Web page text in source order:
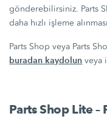
gönderebilirsiniz. Parts
daha hızlı işleme
Parts Shop veya Parts
buradan kaydolun veya
Parts Shop Lite